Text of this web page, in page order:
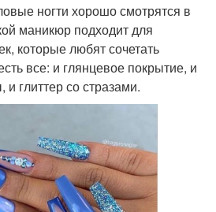
ногти хорошо смотрятся в
маникюр подходит для
которые любят сочетать
все: и глянцевое покрытие, и
и глиттер со стразами.